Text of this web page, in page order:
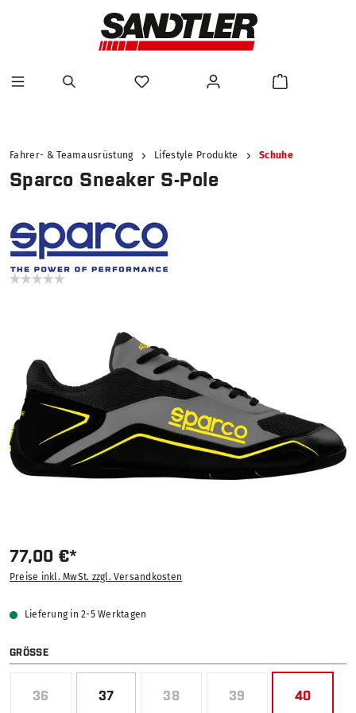
Fahrer- & Teamausrüstung Lifestyle Produkte Schuhe
Sparco Sneaker S-Pole
77,00 €*
Preise inkl. MwSt. zzgl. Versandkosten
Lieferung in 2-5 Werktagen
GRÖSSE AUSWÄHLEN
36
(DIESE OPTION IST ZURZEIT NICHT VERFÜGBAR.)
37 38
(DIESE OPTION IST ZURZEIT
39
(DIESE OPTION IST
40